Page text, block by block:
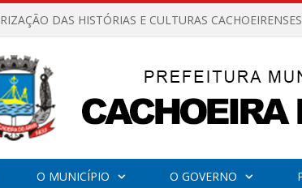
DAS HISTÓRIAS E CULTURAS CACHOEIRENSES
O MUNICÍPIO O GOVERNO